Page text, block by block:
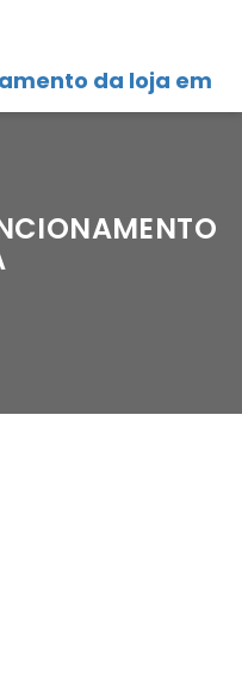
da loja em